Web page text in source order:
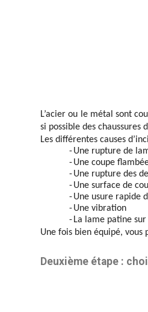
L’acier ou le métal sont
si possible des chaussures
Les différentes causes
-Une rupture de
-Une coupe
-Une rupture des
-Une surface de
-Une usure rapide
-Une vibration
- La lame patine
Une fois bien équipé,
Deuxième étape :